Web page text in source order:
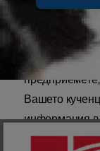
Както
да има
Има обаче
Вашето
информация